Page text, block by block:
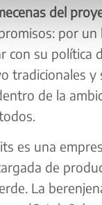
del
por
con su política
tradicionales
de la
es una
de
La